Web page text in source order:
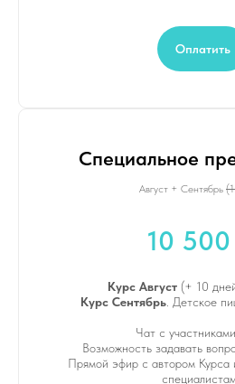
Оплатить
Специальное
Август + Сентябрь
10 500
Курс Август (+ 10
Курс Сентябрь. Детское
Чат с
Возможность задавать
Прямой эфир с автором Курса